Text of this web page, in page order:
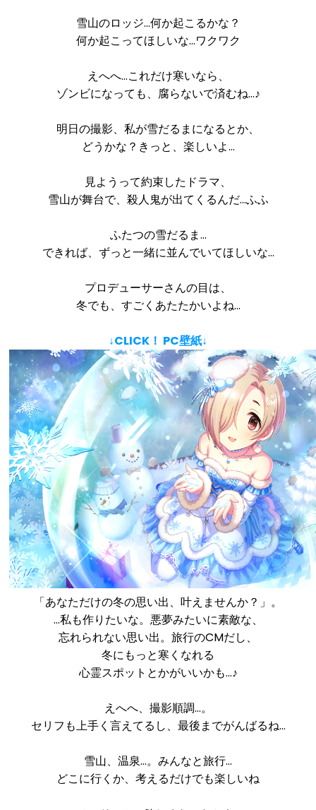
雪山のロッジ…何か起こるかな？
何か起こってほしいな…ワクワク
えへへ…これだけ寒いなら、
ゾンビになっても、腐らないで済むね…♪
明日の撮影、私が雪だるまになるとか、
どうかな？きっと、楽しいよ…
見ようって約束したドラマ、
雪山が舞台で、殺人鬼が出てくるんだ…ふふ
ふたつの雪だるま…
できれば、ずっと一緒に並んでいてほしいな…
プロデューサーさんの目は、
冬でも、すごくあたたかいよね…
↓CLICK！ PC壁紙↓
「あなただけの冬の思い出、叶えませんか？」。
…私も作りたいな。悪夢みたいに素敵な、
忘れられない思い出。旅行のCMだし、
冬にもっと寒くなれる
心霊スポットとかがいいかも…♪
えへへ、撮影順調…。
セリフも上手く言えてるし、最後までがんばるね…
雪山、温泉…。みんなと旅行…
どこに行くか、考えるだけでも楽しいね